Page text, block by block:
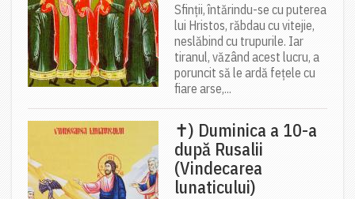
Sfinții, întărindu-se cu puterea
lui Hristos, răbdau cu vitejie,
neslăbind cu trupurile. Iar
tiranul, văzând acest lucru, a
poruncit să le ardă fețele cu
fiare arse,...
✝) Duminica a 10-a
după Rusalii
(Vindecarea
lunaticului)